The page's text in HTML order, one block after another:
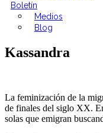
Boletín
Medios
Blog
Kassandra
La feminización de la
de finales del siglo XX.
solas que emigran